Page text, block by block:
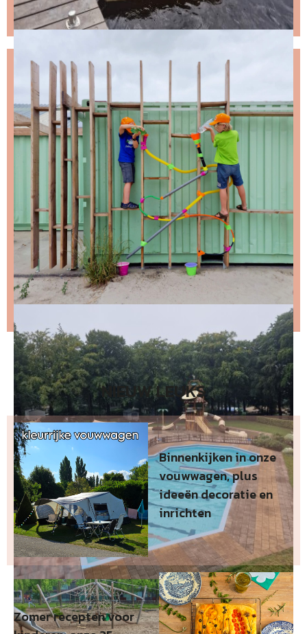
NIKS LEUKS MISSEN?
Schrijf je in voor de nieuwsbrief, dan stuur ik je
ongeveer twee keer per maand een leuke mail.
Stap 1 – vul je emailadres in en klik op de knop:
Stap 2 – open de email en bevestig je inschrijving
(niks ontvangen, bekijk dan je spam folder).
Wil je niet wachten op de volgende nieuwsbrief?
Lees
dan hier de nieuwste nieuwsbrief
NIEUW LEUKS
Binnenkijken in onze
vouwwagen, plus
ideeën decoratie en
inrichten
Zomer recepten voor